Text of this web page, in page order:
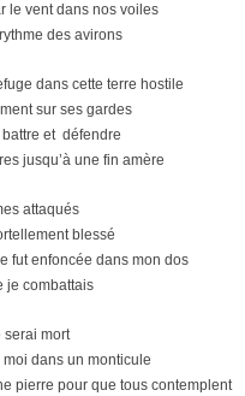
le vent dans nos voiles
des avirons
dans cette terre hostile
sur ses gardes
battre et défendre
jusqu’à une fin amère
attaqués
blessé
fut enfoncée dans mon dos
je combattais
serai mort
moi dans un monticule
pierre pour que tous contemplent